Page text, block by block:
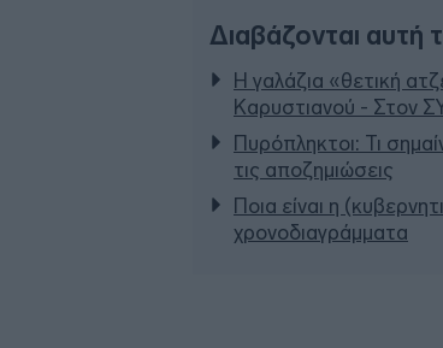
Διαβάζονται αυτή
Η γαλάζια «θετική
Καρυστιανού - Στον
Πυρόπληκτοι: Τι
τις αποζημιώσεις
Ποια είναι η
χρονοδιαγράμματα